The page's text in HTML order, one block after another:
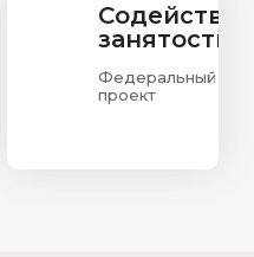
Содействие
занятости
Федеральный
проект